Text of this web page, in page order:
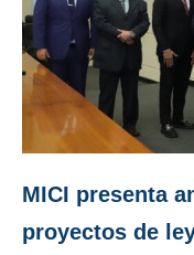
MICI presenta
proyectos de